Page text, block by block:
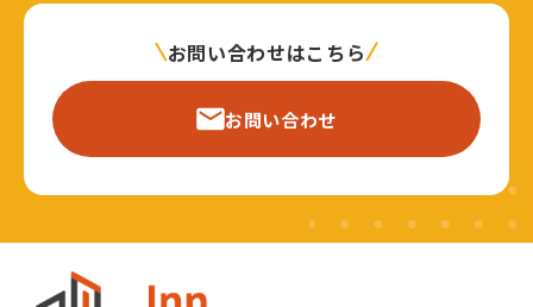
お問い合わせはこちら
お問い合わせ